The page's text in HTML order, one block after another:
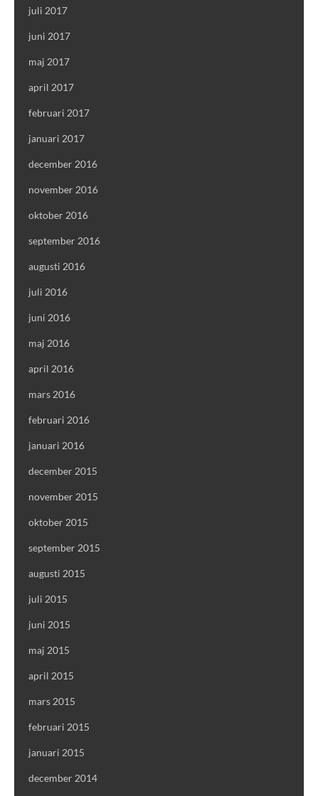
juli 2017
juni 2017
maj 2017
april 2017
februari 2017
januari 2017
december 2016
november 2016
oktober 2016
september 2016
augusti 2016
juli 2016
juni 2016
maj 2016
april 2016
mars 2016
februari 2016
januari 2016
december 2015
november 2015
oktober 2015
september 2015
augusti 2015
juli 2015
juni 2015
maj 2015
april 2015
mars 2015
februari 2015
januari 2015
december 2014